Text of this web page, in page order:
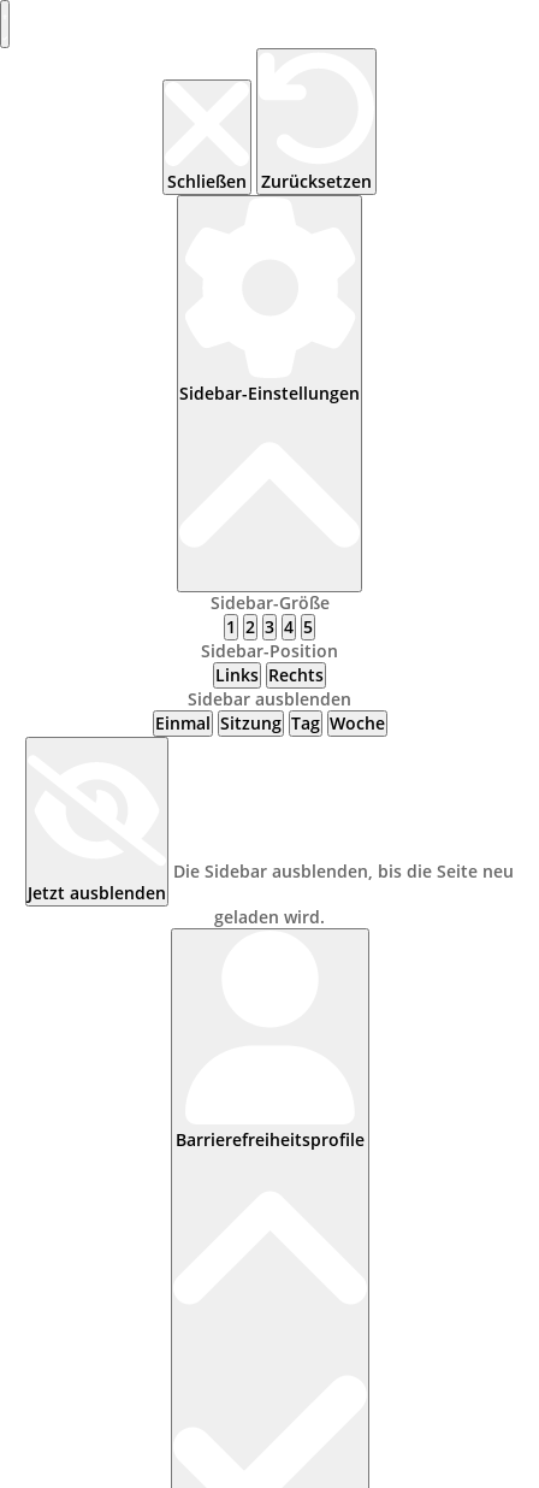
Schließen Zurücksetzen
Sidebar-Einstellungen
Sidebar-Größe
1 2 3 4 5
Sidebar-Position
Links Rechts
Sidebar ausblenden
Einmal Sitzung Tag Woche
Jetzt ausblenden
Die Sidebar ausblenden, bis die Seite neu
geladen wird.
Barrierefreiheitsprofile